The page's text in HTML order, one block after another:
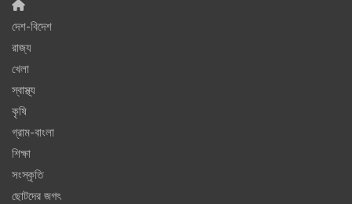
দেশ-বিদেশ
রাজ্য
খেলা
স্বাস্থ্য
কৃষি
গ্রাম-বাংলা
শিক্ষা
সংস্কৃতি
ছোটদের জগৎ